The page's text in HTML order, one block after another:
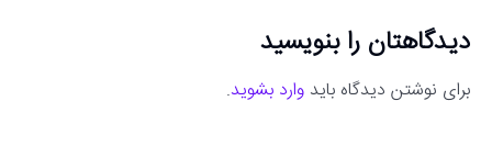
دیدگاهتان را بنویسید
برای نوشتن دیدگاه باید وارد بشوید.